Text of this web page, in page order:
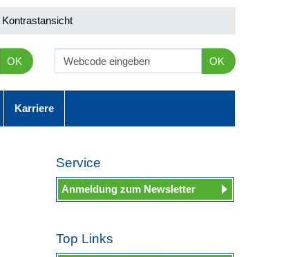
Kontrastansicht
OK OK
Karriere
Service
Anmeldung zum Newsletter
Top Links